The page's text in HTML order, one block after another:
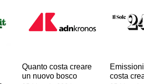
Quanto costa creare
un nuovo bosco
costa